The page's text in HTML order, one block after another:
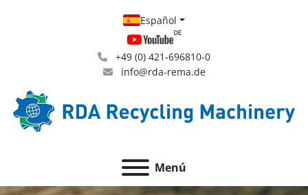
+49 (0) 421-696810-0
info@rda-rema.de
Español
Menú